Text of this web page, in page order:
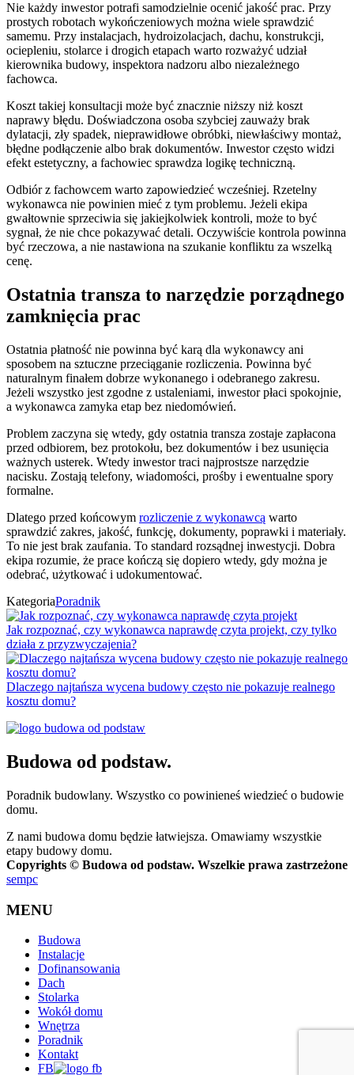
Nie każdy inwestor potrafi samodzielnie ocenić jakość prac. Przy
prostych robotach wykończeniowych można wiele sprawdzić
samemu. Przy instalacjach, hydroizolacjach, dachu, konstrukcji,
ociepleniu, stolarce i drogich etapach warto rozważyć udział
kierownika budowy, inspektora nadzoru albo niezależnego
fachowca.
Koszt takiej konsultacji może być znacznie niższy niż koszt
naprawy błędu. Doświadczona osoba szybciej zauważy brak
dylatacji, zły spadek, nieprawidłowe obróbki, niewłaściwy montaż,
błędne podłączenie albo brak dokumentów. Inwestor często widzi
efekt estetyczny, a fachowiec sprawdza logikę techniczną.
Odbiór z fachowcem warto zapowiedzieć wcześniej. Rzetelny
wykonawca nie powinien mieć z tym problemu. Jeżeli ekipa
gwałtownie sprzeciwia się jakiejkolwiek kontroli, może to być
sygnał, że nie chce pokazywać detali. Oczywiście kontrola powinna
być rzeczowa, a nie nastawiona na szukanie konfliktu za wszelką
cenę.
Ostatnia transza to narzędzie porządnego
zamknięcia prac
Ostatnia płatność nie powinna być karą dla wykonawcy ani
sposobem na sztuczne przeciąganie rozliczenia. Powinna być
naturalnym finałem dobrze wykonanego i odebranego zakresu.
Jeżeli wszystko jest zgodne z ustaleniami, inwestor płaci spokojnie,
a wykonawca zamyka etap bez niedomówień.
Problem zaczyna się wtedy, gdy ostatnia transza zostaje zapłacona
przed odbiorem, bez protokołu, bez dokumentów i bez usunięcia
ważnych usterek. Wtedy inwestor traci najprostsze narzędzie
nacisku. Zostają telefony, wiadomości, prośby i ewentualne spory
formalne.
Dlatego przed końcowym rozliczenie z wykonawcą warto
sprawdzić zakres, jakość, funkcję, dokumenty, poprawki i materiały.
To nie jest brak zaufania. To standard rozsądnej inwestycji. Dobra
ekipa rozumie, że prace kończą się dopiero wtedy, gdy można je
odebrać, użytkować i udokumentować.
KategoriaPoradnik
Jak rozpoznać, czy wykonawca naprawdę czyta projekt, czy tylko
działa z przyzwyczajenia?
Dlaczego najtańsza wycena budowy często nie pokazuje realnego
kosztu domu?
Budowa od podstaw.
Poradnik budowlany. Wszystko co powinieneś wiedzieć o budowie
domu.
Z nami budowa domu będzie łatwiejsza. Omawiamy wszystkie
etapy budowy domu.
Copyrights © Budowa od podstaw. Wszelkie prawa zastrzeżone
sempc
MENU
Budowa
Instalacje
Dofinansowania
Dach
Stolarka
Wokół domu
Wnętrza
Poradnik
Kontakt
FB